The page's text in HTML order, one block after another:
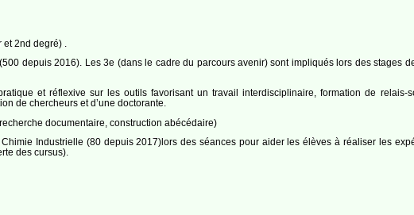
2nd degré) .
depuis 2016). Les 3e (dans le cadre du parcours avenir) sont impliqués lors des stages
et réflexive sur les outils favorisant un travail interdisciplinaire, formation de relais-
de chercheurs et d’une doctorante.
documentaire, construction abécédaire)
Industrielle (80 depuis 2017)lors des séances pour aider les élèves à réaliser les
des cursus).